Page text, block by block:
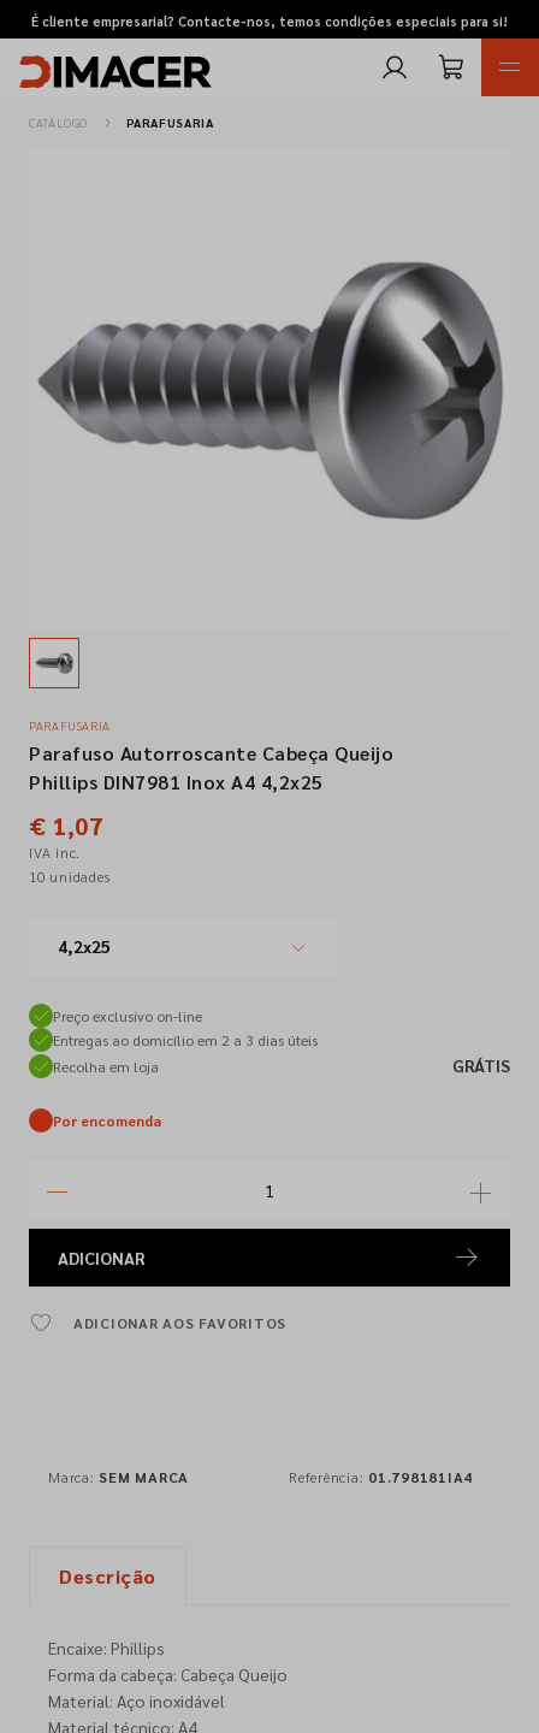
É cliente empresarial? Contacte-nos, temos condições especiais para si!
Pedidos de cotação
Contactos
Siga-nos nas redes sociais
CATÁLOGO PARAFUSARIA
PARAFUSARIA
Parafuso Autorroscante Cabeça Queijo
Phillips DIN7981 Inox A4 4,2x25
€ 1,07
IVA inc.
10 unidades
4,2x25
Preço exclusivo on-line
Entregas ao domicílio em 2 a 3 dias úteis
Recolha em loja
GRÁTIS
Por encomenda
ADICIONAR
ADICIONAR AOS FAVORITOS
Marca: SEM MARCA Referência: 01.798181IA4
Descrição
Encaixe: Phillips
Forma da cabeça: Cabeça Queijo
Material: Aço inoxidável
Material técnico: A4